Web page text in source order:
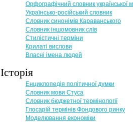
Орфографічний словник української
Українсько-російський словник
Словник синонімів Караванського
Словник іншомовник слів
Стилістичні терміни
Крилаті вислови
Власні імена людей
Історія
Енциклопедія політичної думки
Словник мови Стуса
Словник бюджетної термінології
Глосарій термінів Фондового ринку
Моделювання економіки